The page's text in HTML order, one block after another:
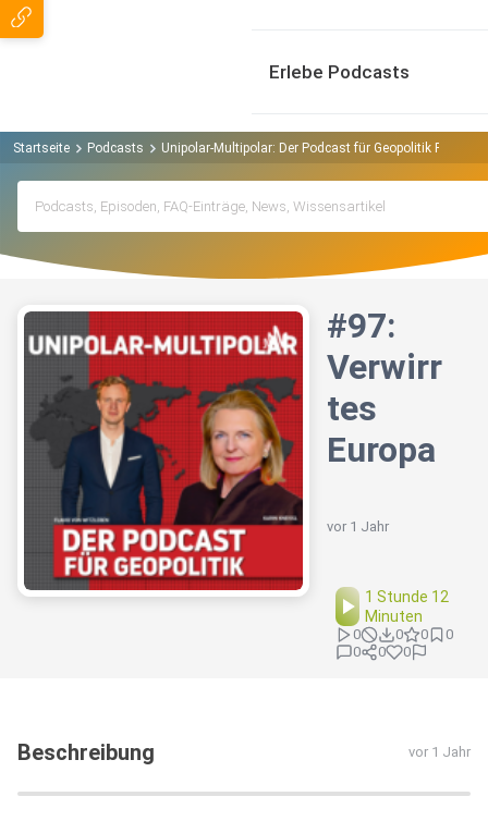
Erlebe Podcasts
Startseite Podcasts Unipolar-Multipolar: Der Podcast für Geopolitik Podcast
#97:
Verwirr
tes
Europa
vor 1 Jahr
1 Stunde 12
Minuten
0 0 0
0
0
0 0
Beschreibung vor 1 Jahr